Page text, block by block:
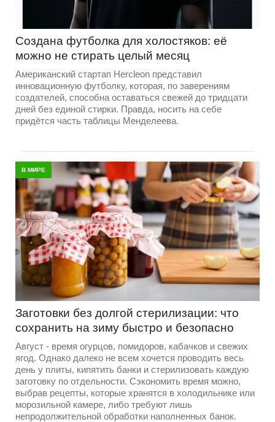
Создана футболка для холостяков: её
можно не стирать целый месяц
Американский стартап Hercleon представил
инновационную футболку, которая, по заверениям
создателей, способна оставаться свежей до тридцати
дней без единой стирки. Правда, носить на себе
придётся часть таблицы Менделеева.
В МИРЕ
Заготовки без долгой стерилизации: что
сохранить на зиму быстро и безопасно
Август - время огурцов, помидоров, кабачков и свежих
ягод. Однако далеко не всем хочется проводить весь
день у плиты, кипятить банки и стерилизовать каждую
заготовку по отдельности. Сэкономить время можно,
выбрав рецепты, которые хранятся в холодильнике или
морозильной камере, либо требуют лишь
непродолжительной обработки наполненных банок.